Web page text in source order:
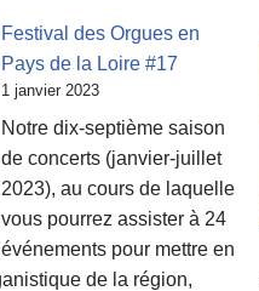
Festival des Orgues en
Pays de la Loire #17
1 janvier 2023
Notre dix-septième saison
de concerts (janvier-juillet
2023), au cours de laquelle
vous pourrez assister à 24
événements pour mettre en
de la région,